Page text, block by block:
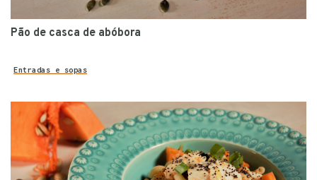
Pão de casca de abóbora
Entradas e sopas